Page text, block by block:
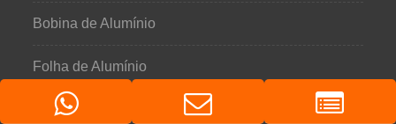
Bobina de Alumínio
Folha de Alumínio
Folha de alumínio